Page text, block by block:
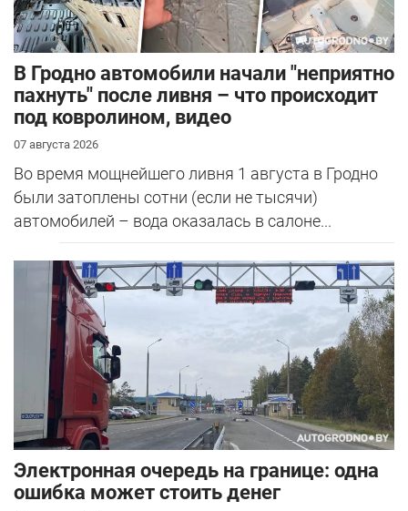
В Гродно автомобили начали "неприятно
пахнуть" после ливня – что происходит
под ковролином, видео
07 августа 2026
Во время мощнейшего ливня 1 августа в Гродно
были затоплены сотни (если не тысячи)
автомобилей – вода оказалась в салоне...
Электронная очередь на границе: одна
ошибка может стоить денег